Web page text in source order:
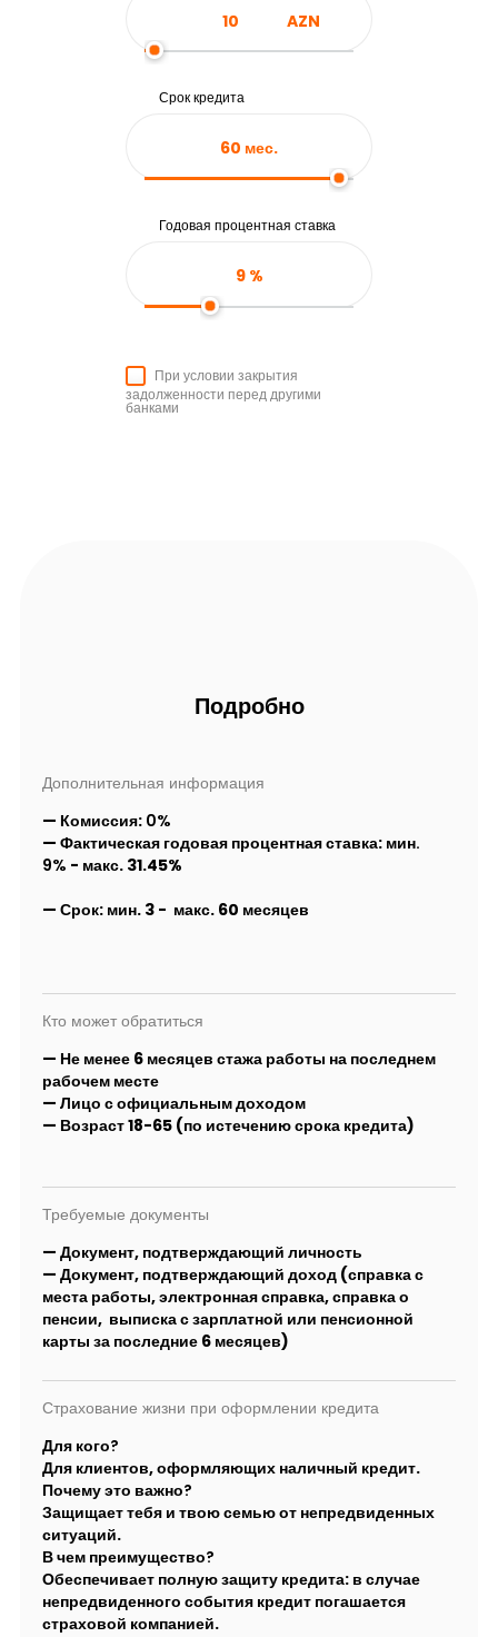
AZN
Срок кредита
60 мес.
Годовая процентная ставка
9%
При условии закрытия
задолженности перед другими
банками
Подробно
Дополнительная информация
— Комиссия: 0%
— Фактическая годовая процентная ставка: мин.
9% - макс. 31.45%
— Срок: мин. 3 - макс. 60 месяцев
Кто может обратиться
— Не менее 6 месяцев стажа работы на последнем
рабочем месте
— Лицо с официальным доходом
— Возраст 18-65 (по истечению срока кредита)
Требуемые документы
— Документ, подтверждающий личность
— Документ, подтверждающий доход (справка с
места работы, электронная справка, справка о
пенсии, выписка с зарплатной или пенсионной
карты за последние 6 месяцев)
Страхование жизни при оформлении кредита
Для кого?
Для клиентов, оформляющих наличный кредит.
Почему это важно?
Защищает тебя и твою семью от непредвиденных
ситуаций.
В чем преимущество?
Обеспечивает полную защиту кредита: в случае
непредвиденного события кредит погашается
страховой компанией.